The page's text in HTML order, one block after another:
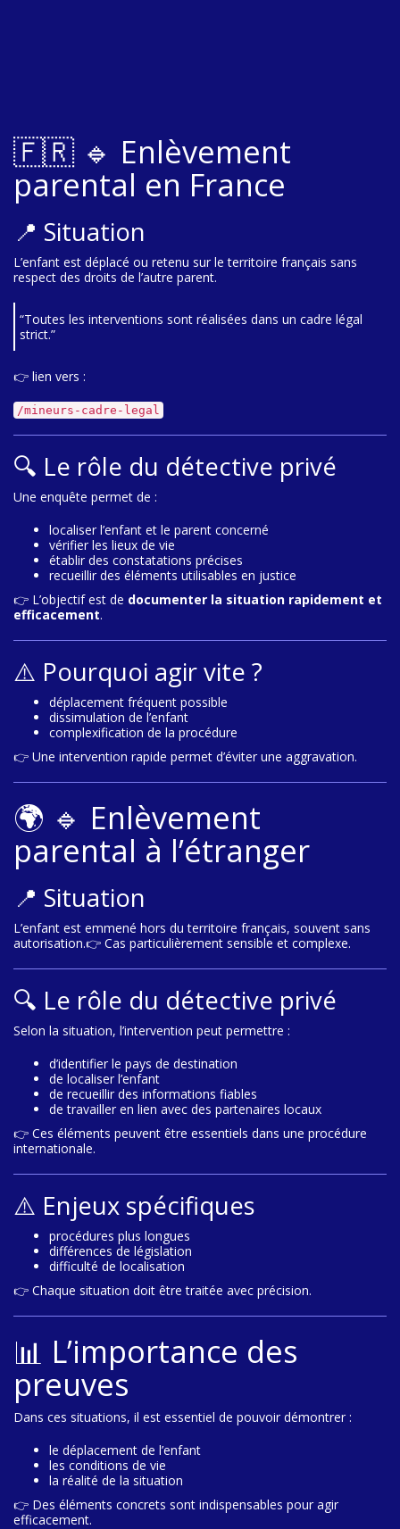
🇫🇷 🔹 Enlèvement
parental en France
📍 Situation
L’enfant est déplacé ou retenu sur le territoire français sans
respect des droits de l’autre parent.
“Toutes les interventions sont réalisées dans un cadre légal
strict.”
👉 lien vers :
/mineurs-cadre-legal
🔍 Le rôle du détective privé
Une enquête permet de :
localiser l’enfant et le parent concerné
vérifier les lieux de vie
établir des constatations précises
recueillir des éléments utilisables en justice
👉 L’objectif est de documenter la situation rapidement et
efficacement.
⚠️ Pourquoi agir vite ?
déplacement fréquent possible
dissimulation de l’enfant
complexification de la procédure
👉 Une intervention rapide permet d’éviter une aggravation.
🌍 🔹 Enlèvement
parental à l’étranger
📍 Situation
L’enfant est emmené hors du territoire français, souvent sans
autorisation.👉 Cas particulièrement sensible et complexe.
🔍 Le rôle du détective privé
Selon la situation, l’intervention peut permettre :
d’identifier le pays de destination
de localiser l’enfant
de recueillir des informations fiables
de travailler en lien avec des partenaires locaux
👉 Ces éléments peuvent être essentiels dans une procédure
internationale.
⚠️ Enjeux spécifiques
procédures plus longues
différences de législation
difficulté de localisation
👉 Chaque situation doit être traitée avec précision.
📊 L’importance des
preuves
Dans ces situations, il est essentiel de pouvoir démontrer :
le déplacement de l’enfant
les conditions de vie
la réalité de la situation
👉 Des éléments concrets sont indispensables pour agir
efficacement.